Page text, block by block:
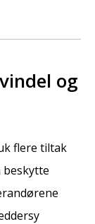
og
flere tiltak
beskytte